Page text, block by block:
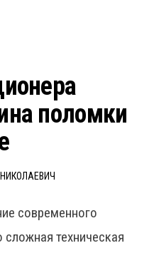
поломки
современного
техническая